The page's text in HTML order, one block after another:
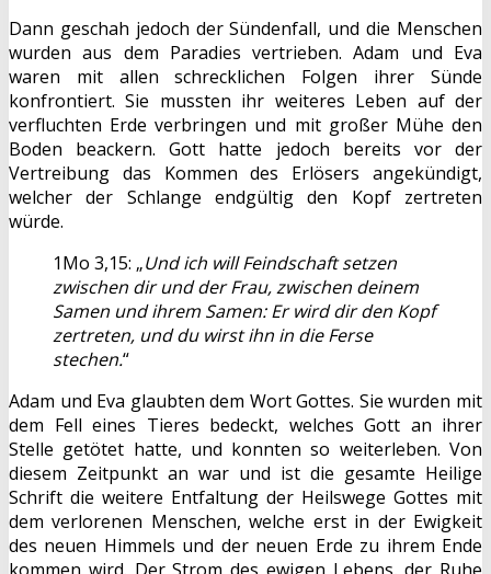
Dann geschah jedoch der Sündenfall, und die Menschen
wurden aus dem Paradies vertrieben. Adam und Eva
waren mit allen schrecklichen Folgen ihrer Sünde
konfrontiert. Sie mussten ihr weiteres Leben auf der
verfluchten Erde verbringen und mit großer Mühe den
Boden beackern. Gott hatte jedoch bereits vor der
Vertreibung das Kommen des Erlösers angekündigt,
welcher der Schlange endgültig den Kopf zertreten
würde.
1Mo 3,15: „Und ich will Feindschaft setzen
zwischen dir und der Frau, zwischen deinem
Samen und ihrem Samen: Er wird dir den Kopf
zertreten, und du wirst ihn in die Ferse
stechen.“
Adam und Eva glaubten dem Wort Gottes. Sie wurden mit
dem Fell eines Tieres bedeckt, welches Gott an ihrer
Stelle getötet hatte, und konnten so weiterleben. Von
diesem Zeitpunkt an war und ist die gesamte Heilige
Schrift die weitere Entfaltung der Heilswege Gottes mit
dem verlorenen Menschen, welche erst in der Ewigkeit
des neuen Himmels und der neuen Erde zu ihrem Ende